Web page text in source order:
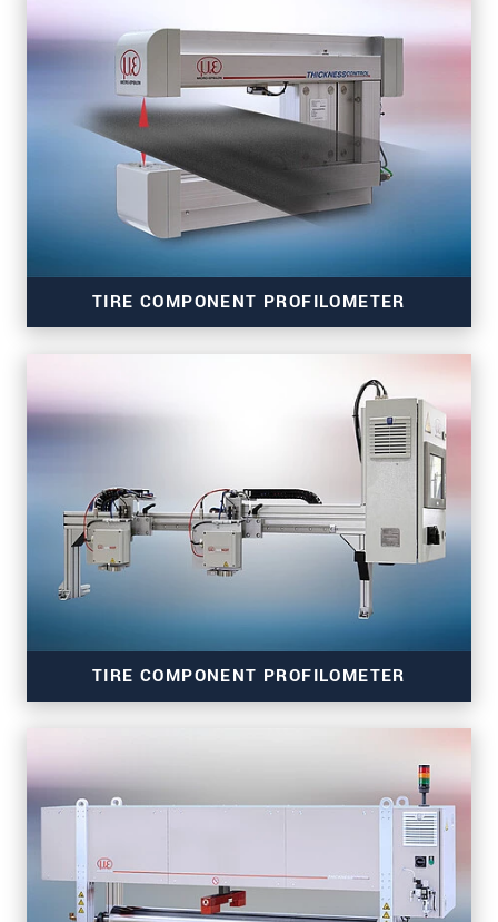
TIRE COMPONENT PROFILOMETER
thicknessCONTROL TCP 8302.T/LLT
TIRE COMPONENT PROFILOMETER
문의 등록